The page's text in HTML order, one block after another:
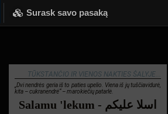
Surask savo pasaką
TŪKSTANČIO IR VIENOS NAKTIES ŠALYJE...
„Dvi nendrės geria iš to paties upelio. Viena iš jų tuščiavidurė,
kita – cukranendrė“ – marokiečių patarlė.
Salamu 'lekum - اسلا عليكم